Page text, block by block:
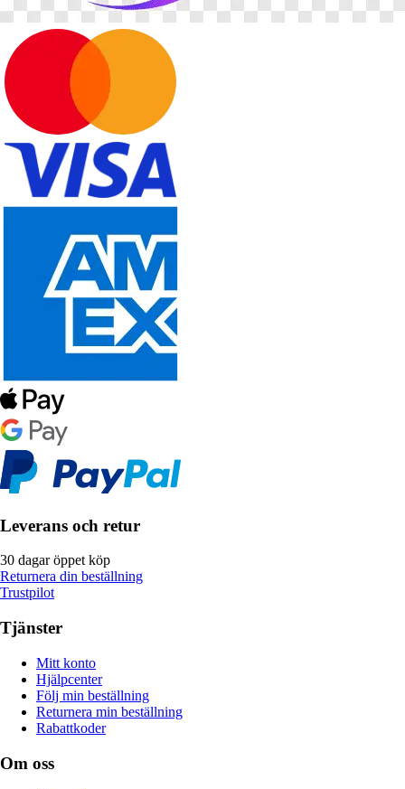
Leverans och retur
30 dagar öppet köp
Returnera din beställning
Trustpilot
Tjänster
Mitt konto
Hjälpcenter
Följ min beställning
Returnera min beställning
Rabattkoder
Om oss